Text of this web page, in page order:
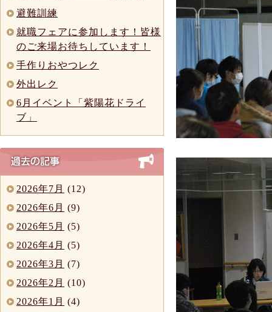
避難訓練
就職フェアに参加します！皆様
のご来場お待ちしています！
手作りおやつレク
外出レク
6月イベント「紫陽花ドライ
ブ」
2026年7月 (12)
2026年6月 (9)
2026年5月 (5)
2026年4月 (5)
2026年3月 (7)
2026年2月 (10)
2026年1月 (4)